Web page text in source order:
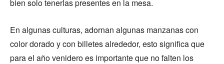
bien solo tenerlas presentes en la mesa.
En algunas culturas, adornan algunas manzanas con
color dorado y con billetes alrededor, esto significa que
para el año venidero es importante que no falten los